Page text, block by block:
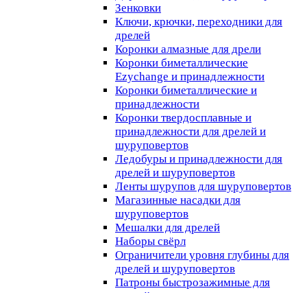
Зенковки
Ключи, крючки, переходники для
дрелей
Коронки алмазные для дрели
Коронки биметаллические
Ezychange и принадлежности
Коронки биметаллические и
принадлежности
Коронки твердосплавные и
принадлежности для дрелей и
шуруповертов
Ледобуры и принадлежности для
дрелей и шуруповертов
Ленты шурупов для шуруповертов
Магазинные насадки для
шуруповертов
Мешалки для дрелей
Наборы свёрл
Ограничители уровня глубины для
дрелей и шуруповертов
Патроны быстрозажимные для